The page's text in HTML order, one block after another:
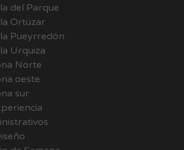
del Parque
Ortúzar
Pueyrredón
Urquiza
Norte
oeste
sur